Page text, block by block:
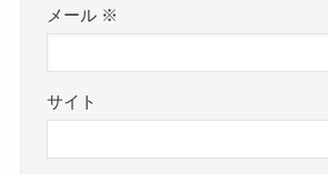
メール ※
サイト